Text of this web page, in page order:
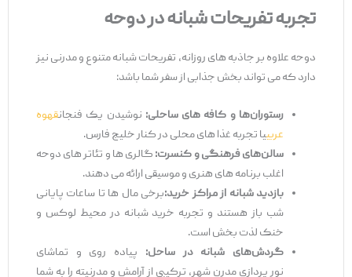
تجربه تفریحات شبانه در دوحه
دوحه علاوه بر جاذبه ‌های روزانه، تفریحات شبانه متنوع و مدرنی نیز
دارد که می ‌تواند بخش جذابی از سفر شما باشد:
رستوران‌ها و کافه ‌های ساحلی:نوشیدن یک فنجانقهوه
عربییا تجربه غذا های محلی در کنار خلیج فارس.
سالن‌های فرهنگی و کنسرت:گالری ‌ها و تئاتر های دوحه
اغلب برنامه ‌های هنری و موسیقی ارائه می ‌دهند.
بازدید شبانه از مراکز خرید:برخی مال ‌ها تا ساعات پایانی
شب باز هستند و تجربه خرید شبانه در محیط لوکس و
خنک لذت ‌بخش است.
گردش‌های شبانه در ساحل:پیاده‌ روی و تماشای
نور پردازی مدرن شهر، ترکیبی از آرامش و مدرنیته را به شما